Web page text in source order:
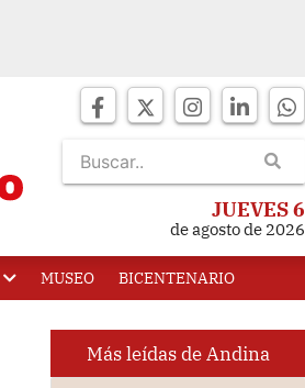
JUEVES 6
de agosto de 2026
MUSEO BICENTENARIO
Más leídas de Andina